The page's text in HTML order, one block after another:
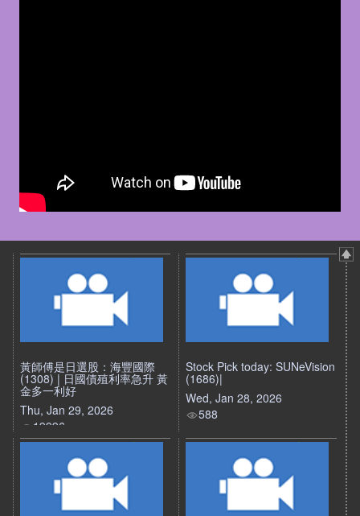
黃師傅是日選股：海豐國際
(1308) | 日國債殖利率急升 黃
金多一利好
Thu, Jan 29, 2026
19996
Stock Pick today: SUNeVision
(1686)|
Wed, Jan 28, 2026
588